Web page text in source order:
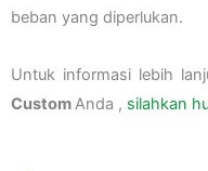
beban yang diperlukan.
Untuk informasi lebih
CustomAnda , silahkan